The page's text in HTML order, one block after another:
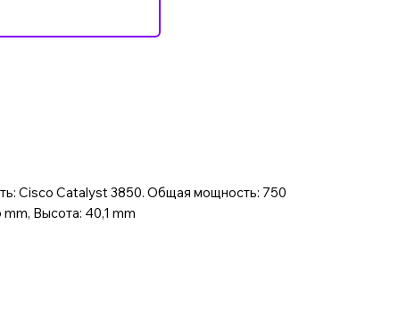
Cisco Catalyst 3850. Общая мощность: 750
Высота: 40,1 mm